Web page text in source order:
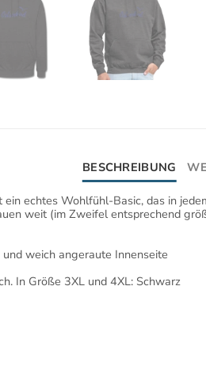
BESCHREIBUNG
echtes Wohlfühl-Basic, das in
weit (im Zweifel entsprechend
weich angeraute Innenseite
In Größe 3XL und 4XL: Schwarz